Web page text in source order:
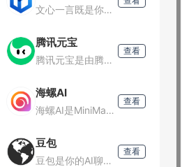
文心一言既是你的智能伙伴，可以陪你聊天、回答问题、画图识图；也是你的AI助手，可以提供灵感、撰写文案、阅读文档、智能翻译，帮你高效完成工作和学习任务。
腾讯元宝
腾讯元宝是由腾讯公司推出的一款基于混元大模型技术的AI助手，致力于为用户提供智能化服务，包括但不限于智能问答、文件解析、内容创作辅助以及多样化的AI应用。
查看
海螺AI
海螺AI是MiniMax基于自研的多模态大语言模型为用户打造的AI伙伴，可以帮你智能搜索问答、精准识图解析、沉浸语音通话、专业/创意写作、文档速读总结、还有独家悬浮球功能帮你把琐事化繁为简。10倍速获
查看
豆包
豆包是你的AI聊天智能对话问答助手，写作文案翻译情感陪伴编程全能工具。豆包为你答疑解惑，提供灵感，辅助创作，也可以和你畅聊任何你感兴趣的话题。
查看